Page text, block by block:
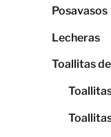
Posavasos
Lecheras
Toallitas